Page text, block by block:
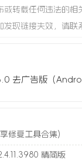
转载任何违法的相
现链接失效，请联
修复工具合集)
精简版